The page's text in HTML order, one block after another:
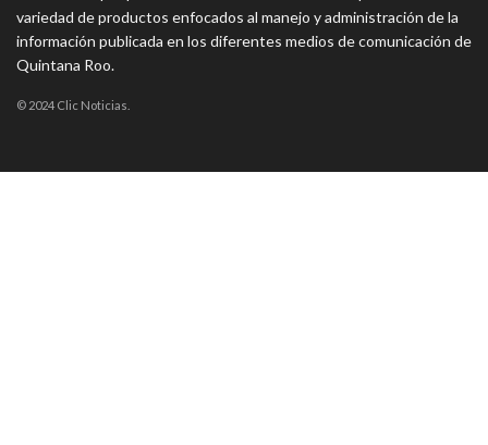
variedad de productos enfocados al manejo y administración de la
información publicada en los diferentes medios de comunicación de
Quintana Roo.
© 2024 Clic Noticias.